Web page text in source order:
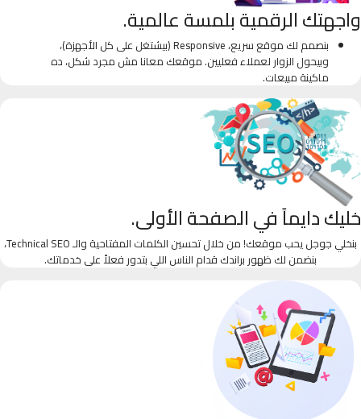
واجهتك الرقمية بلمسة عالمية.
بنصمم لك موقع سريع، Responsive (بيشتغل على كل الأجهزة)،
وبيحول الزوار لعملاء فعليين. موقعك معانا مش مجرد شكل، ده
ماكينة مبيعات.
خليك دايماً في الصفحة الأولى.
بنخلي جوجل يحب موقعك! من خلال تحسين الكلمات المفتاحية والـ Technical SEO،
بنضمن لك ظهور براندك قدام الناس اللي بتدور فعلاً على خدماتك.